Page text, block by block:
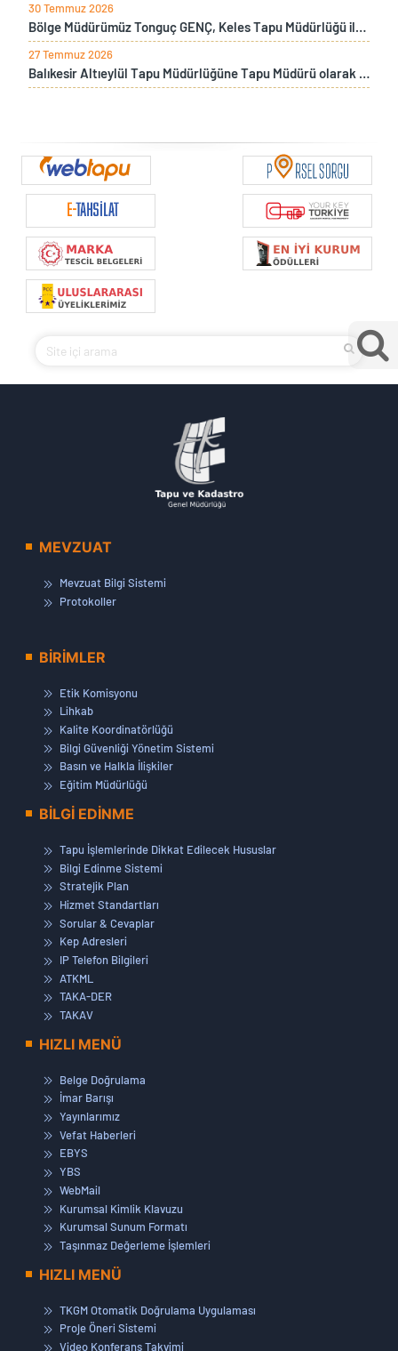
30 Temmuz 2026
Bölge Müdürümüz Tonguç GENÇ, Keles Tapu Müdürlüğü ile Keles Kaymakamı Burak Bozkurt Gürses’i ziyaret etti.
27 Temmuz 2026
Balıkesir Altıeylül Tapu Müdürlüğüne Tapu Müdürü olarak tayini çıkan Faysal Kanat için veda yemeği düzenlendi.
MEVZUAT
Mevzuat Bilgi Sistemi
Protokoller
BİRİMLER
Etik Komisyonu
Lihkab
Kalite Koordinatörlüğü
Bilgi Güvenliği Yönetim Sistemi
Basın ve Halkla İlişkiler
Eğitim Müdürlüğü
BİLGİ EDİNME
Tapu İşlemlerinde Dikkat Edilecek Hususlar
Bilgi Edinme Sistemi
Stratejik Plan
Hizmet Standartları
Sorular & Cevaplar
Kep Adresleri
IP Telefon Bilgileri
ATKML
TAKA-DER
TAKAV
HIZLI MENÜ
Belge Doğrulama
İmar Barışı
Yayınlarımız
Vefat Haberleri
EBYS
YBS
WebMail
Kurumsal Kimlik Klavuzu
Kurumsal Sunum Formatı
Taşınmaz Değerleme İşlemleri
HIZLI MENÜ
TKGM Otomatik Doğrulama Uygulaması
Proje Öneri Sistemi
Video Konferans Takvimi